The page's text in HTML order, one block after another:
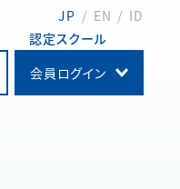
JP EN
ID
認定スクール
会員ログイン